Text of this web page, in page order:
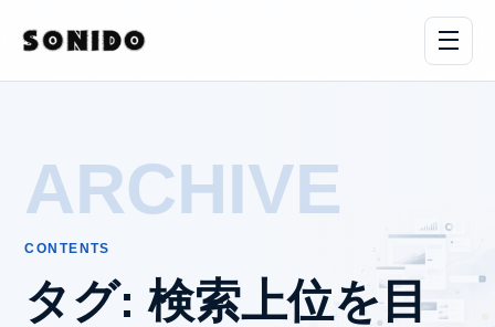
ARCHIVE
CONTENTS
タグ:検索上位を目